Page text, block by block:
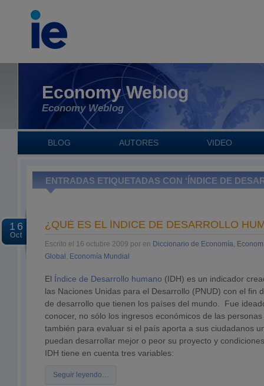
Economy Weblog
Economy Weblog
BLOG AUTORES VIDEO
ENTRADAS ETIQUETADAS CON ‘ÍNDICE DE
16
Oct
¿QUÉ ES EL ÍNDICE DE DESARROLLO
Escrito el 16 octubre 2009 por en Diccionario de Economía,
Global , Economía Mundial
El Índice de Desarrollo humano (IDH) es un indicador
las Naciones Unidas para el Desarrollo (PNUD) con el fin
de desarrollo que tienen los países del mundo.
Fue
conocer, no sólo los ingresos económicos de las
también para evaluar si el país aporta a sus ciudadanos
puedan desarrollar mejor o peor su proyecto y
IDH tiene en cuenta tres variables:
Seguir leyendo…